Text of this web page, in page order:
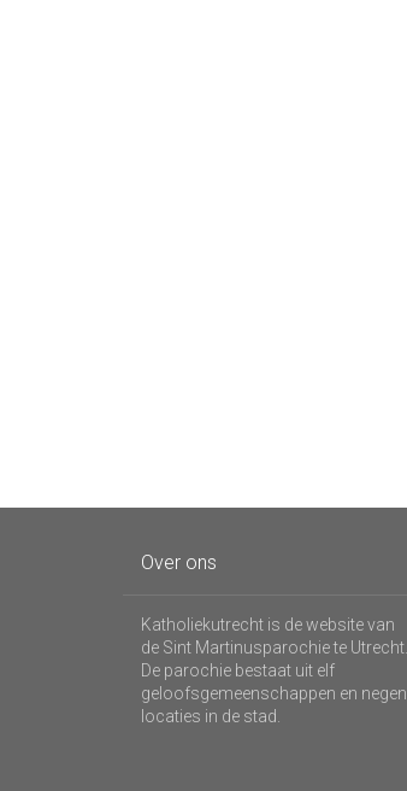
Over ons
Katholiekutrecht is de website van
de Sint Martinusparochie te Utrecht.
De parochie bestaat uit elf
geloofsgemeenschappen en negen
locaties in de stad.